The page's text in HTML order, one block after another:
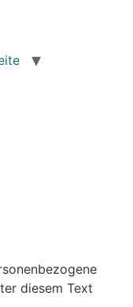
diesem Text